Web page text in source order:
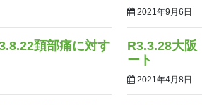
2021年9月6日
頚部痛に対す
R3.3.28大
ート
2021年4月8日